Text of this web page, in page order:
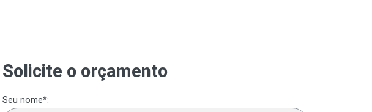
Solicite o orçamento
Seu nome*: